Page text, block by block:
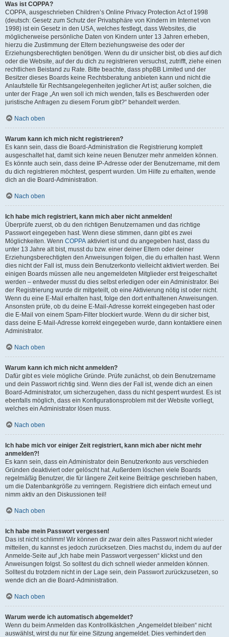
Was ist COPPA?
COPPA, ausgeschrieben Children’s Online Privacy Protection Act of 1998
(deutsch: Gesetz zum Schutz der Privatsphäre von Kindern im Internet von
1998) ist ein Gesetz in den USA, welches festlegt, dass Websites, die
möglicherweise persönliche Daten von Kindern unter 13 Jahren erheben,
hierzu die Zustimmung der Eltern beziehungsweise des oder der
Erziehungsberechtigten benötigen. Wenn du dir unsicher bist, ob dies auf dich
oder die Website, auf der du dich zu registrieren versuchst, zutrifft, ziehe einen
rechtlichen Beistand zu Rate. Bitte beachte, dass phpBB Limited und der
Besitzer dieses Boards keine Rechtsberatung anbieten kann und nicht die
Anlaufstelle für Rechtsangelegenheiten jeglicher Art ist; außer solchen, die
unter der Frage „An wen soll ich mich wenden, falls es Beschwerden oder
juristische Anfragen zu diesem Forum gibt?“ behandelt werden.
Nach oben
Warum kann ich mich nicht registrieren?
Es kann sein, dass die Board-Administration die Registrierung komplett
ausgeschaltet hat, damit sich keine neuen Benutzer mehr anmelden können.
Es könnte auch sein, dass deine IP-Adresse oder der Benutzername, mit dem
du dich registrieren möchtest, gesperrt wurden. Um Hilfe zu erhalten, wende
dich an die Board-Administration.
Nach oben
Ich habe mich registriert, kann mich aber nicht anmelden!
Überprüfe zuerst, ob du den richtigen Benutzernamen und das richtige
Passwort eingegeben hast. Wenn diese stimmen, dann gibt es zwei
Möglichkeiten. Wenn COPPA aktiviert ist und du angegeben hast, dass du
unter 13 Jahre alt bist, musst du bzw. einer deiner Eltern oder deiner
Erziehungsberechtigten den Anweisungen folgen, die du erhalten hast. Wenn
dies nicht der Fall ist, muss dein Benutzerkonto vielleicht aktiviert werden. Bei
einigen Boards müssen alle neu angemeldeten Mitglieder erst freigeschaltet
werden – entweder musst du dies selbst erledigen oder ein Administrator. Bei
der Registrierung wurde dir mitgeteilt, ob eine Aktivierung nötig ist oder nicht.
Wenn du eine E-Mail erhalten hast, folge den dort enthaltenen Anweisungen.
Ansonsten prüfe, ob du deine E-Mail-Adresse korrekt eingegeben hast oder
die E-Mail von einem Spam-Filter blockiert wurde. Wenn du dir sicher bist,
dass deine E-Mail-Adresse korrekt eingegeben wurde, dann kontaktiere einen
Administrator.
Nach oben
Warum kann ich mich nicht anmelden?
Dafür gibt es viele mögliche Gründe. Prüfe zunächst, ob dein Benutzername
und dein Passwort richtig sind. Wenn dies der Fall ist, wende dich an einen
Board-Administrator, um sicherzugehen, dass du nicht gesperrt wurdest. Es ist
ebenfalls möglich, dass ein Konfigurationsproblem mit der Website vorliegt,
welches ein Administrator lösen muss.
Nach oben
Ich habe mich vor einiger Zeit registriert, kann mich aber nicht mehr
anmelden?!
Es kann sein, dass ein Administrator dein Benutzerkonto aus verschieden
Gründen deaktiviert oder gelöscht hat. Außerdem löschen viele Boards
regelmäßig Benutzer, die für längere Zeit keine Beiträge geschrieben haben,
um die Datenbankgröße zu verringern. Registriere dich einfach erneut und
nimm aktiv an den Diskussionen teil!
Nach oben
Ich habe mein Passwort vergessen!
Das ist nicht schlimm! Wir können dir zwar dein altes Passwort nicht wieder
mitteilen, du kannst es jedoch zurücksetzen. Dies machst du, indem du auf der
Anmelde-Seite auf „Ich habe mein Passwort vergessen“ klickst und den
Anweisungen folgst. So solltest du dich schnell wieder anmelden können.
Solltest du trotzdem nicht in der Lage sein, dein Passwort zurückzusetzen, so
wende dich an die Board-Administration.
Nach oben
Warum werde ich automatisch abgemeldet?
Wenn du beim Anmelden das Kontrollkästchen „Angemeldet bleiben“ nicht
auswählst, wirst du nur für eine Sitzung angemeldet. Dies verhindert den